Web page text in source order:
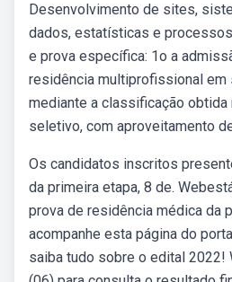
Desenvolvimento de sites,
dados, estatísticas e
e prova específica: 1o a
residência multiprofissional em
mediante a classificação
seletivo, com aproveitamento
Os candidatos inscritos
da primeira etapa, 8 de.
prova de residência médica da
acompanhe esta página do
saiba tudo sobre o edital 2022!